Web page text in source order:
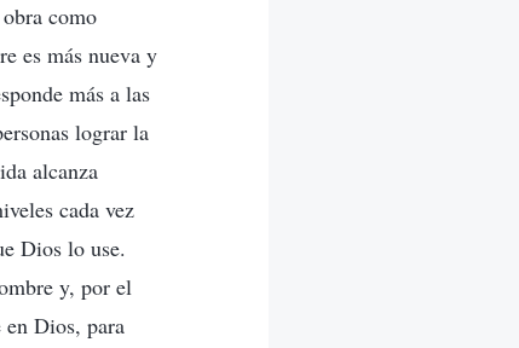
como
es más nueva y
más a las
lograr la
alcanza
cada vez
Dios lo use.
y, por el
Dios, para